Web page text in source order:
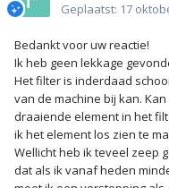
Geplaatst: 17
Bedankt voor uw reactie!
Ik heb geen lekkage
Het filter is inderdaad
van de machine bij kan.
draaiende element in het
ik het element los zien te
Wellicht heb ik teveel zeep
dat als ik vanaf heden